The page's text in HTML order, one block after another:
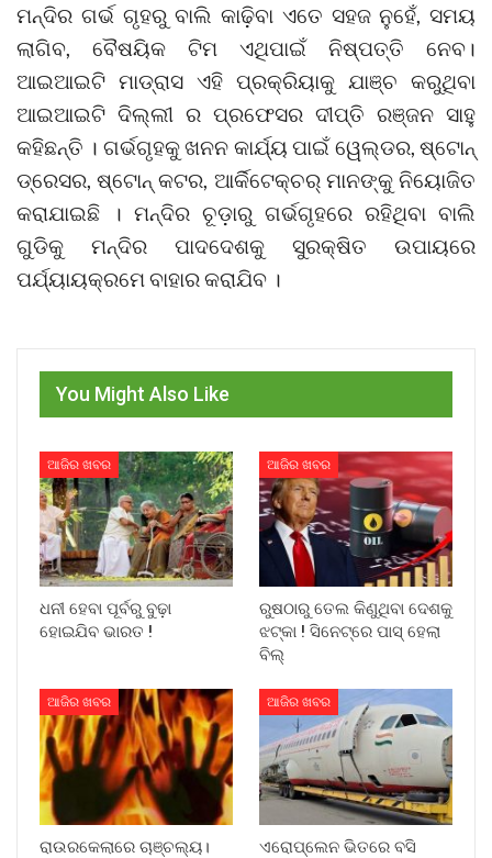
ମନ୍ଦିର ଗର୍ଭ ଗୃହରୁ ବାଲି କାଢ଼ିବା ଏତେ ସହଜ ନୁହେଁ, ସମୟ
ଲାଗିବ, ବୈଷୟିକ ଟିମ ଏଥିପାଇଁ ନିଷ୍ପତ୍ତି ନେବ।
ଆଇଆଇଟି ମାଡ୍ରାସ ଏହି ପ୍ରକ୍ରିୟାକୁ ଯାଞ୍ଚ କରୁଥିବା
ଆଇଆଇଟି ଦିଲ୍ଲୀ ର ପ୍ରଫେସର ଦୀପ୍ତି ରଞ୍ଜନ ସାହୁ
କହିଛନ୍ତି । ଗର୍ଭଗୃହକୁ ଖନନ କାର୍ଯ୍ୟ ପାଇଁ ୱେଲ୍ଡର, ଷ୍ଟୋନ୍
ଡ୍ରେସର, ଷ୍ଟୋନ୍ କଟର, ଆର୍କିଟେକ୍ଚର୍ ମାନଙ୍କୁ ନିୟୋଜିତ
କରାଯାଇଛି । ମନ୍ଦିର ଚୂଡ଼ାରୁ ଗର୍ଭଗୃହରେ ରହିଥିବା ବାଲି
ଗୁଡିକୁ ମନ୍ଦିର ପାଦଦେଶକୁ ସୁରକ୍ଷିତ ଉପାୟରେ
ପର୍ଯ୍ୟାୟକ୍ରମେ ବାହାର କରାଯିବ ।
You Might Also Like
ଆଜିର ଖବର
ଧନୀ ହେବା ପୂର୍ବରୁ ବୁଢ଼ା
ହୋଇଯିବ ଭାରତ !
ଆଜିର ଖବର
ରୁଷଠାରୁ ତେଲ କିଣୁଥିବା ଦେଶକୁ
ଝଟ୍‌କା ! ସିନେଟ୍‌ରେ ପାସ୍ ହେଲା
ବିଲ୍
ଆଜିର ଖବର
ରାଉରକେଲାରେ ଚାଞ୍ଚଲ୍ୟ।
ଆଜିର ଖବର
ଏରୋପ୍ଲେନ ଭିତରେ ବସି